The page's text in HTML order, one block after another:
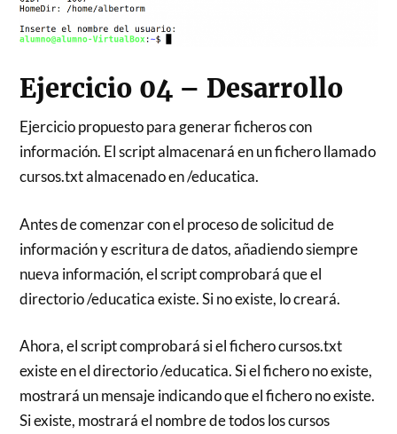
Ejercicio 04 – Desarrollo
Ejercicio propuesto para generar ficheros con
información. El script almacenará en un fichero llamado
cursos.txt almacenado en /educatica.
Antes de comenzar con el proceso de solicitud de
información y escritura de datos, añadiendo siempre
nueva información, el script comprobará que el
directorio /educatica existe. Si no existe, lo creará.
Ahora, el script comprobará si el fichero cursos.txt
existe en el directorio /educatica. Si el fichero no existe,
mostrará un mensaje indicando que el fichero no existe.
Si existe, mostrará el nombre de todos los cursos